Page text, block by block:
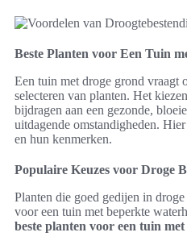
Beste Planten voor Een Tuin
Een tuin met droge grond vraagt
selecteren van planten. Het
bijdragen aan een gezonde,
uitdagende omstandigheden.
en hun kenmerken.
Populaire Keuzes voor Droge
Planten die goed gedijen in
voor een tuin met beperkte
beste planten voor een tuin